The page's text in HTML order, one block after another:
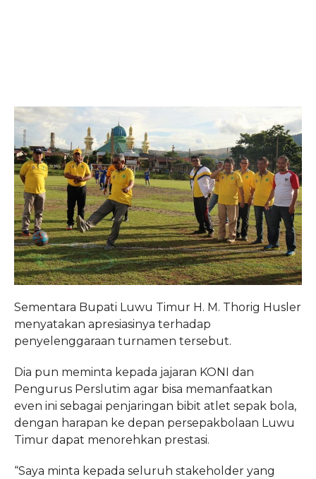
Sementara Bupati Luwu Timur H. M. Thorig Husler
menyatakan apresiasinya terhadap
penyelenggaraan turnamen tersebut.
Dia pun meminta kepada jajaran KONI dan
Pengurus Perslutim agar bisa memanfaatkan
even ini sebagai penjaringan bibit atlet sepak bola,
dengan harapan ke depan persepakbolaan Luwu
Timur dapat menorehkan prestasi.
“Saya minta kepada seluruh stakeholder yang